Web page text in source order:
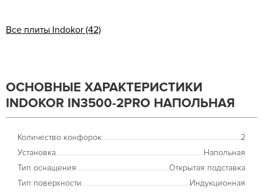
Все плиты Indokor (42)
ОСНОВНЫЕ ХАРАКТЕРИСТИКИ
INDOKOR IN3500-2PRO НАПОЛЬНАЯ
Количество конфорок
2
Установка
Напольная
Тип оснащения
Открытая подставка
Тип поверхности
Индукционная